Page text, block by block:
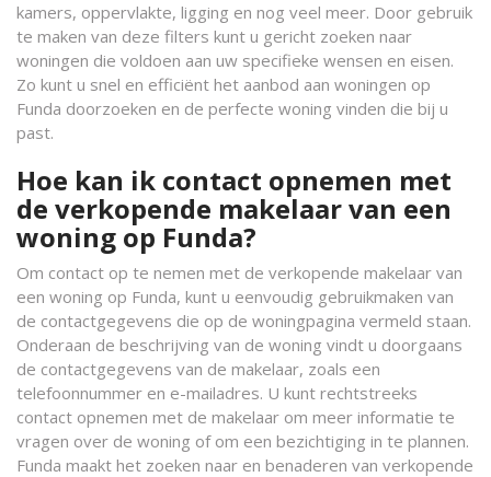
kamers, oppervlakte, ligging en nog veel meer. Door gebruik
te maken van deze filters kunt u gericht zoeken naar
woningen die voldoen aan uw specifieke wensen en eisen.
Zo kunt u snel en efficiënt het aanbod aan woningen op
Funda doorzoeken en de perfecte woning vinden die bij u
past.
Hoe kan ik contact opnemen met
de verkopende makelaar van een
woning op Funda?
Om contact op te nemen met de verkopende makelaar van
een woning op Funda, kunt u eenvoudig gebruikmaken van
de contactgegevens die op de woningpagina vermeld staan.
Onderaan de beschrijving van de woning vindt u doorgaans
de contactgegevens van de makelaar, zoals een
telefoonnummer en e-mailadres. U kunt rechtstreeks
contact opnemen met de makelaar om meer informatie te
vragen over de woning of om een bezichtiging in te plannen.
Funda maakt het zoeken naar en benaderen van verkopende